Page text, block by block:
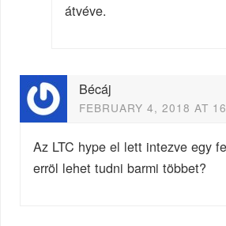
átvéve.
Bécáj
FEBRUARY 4, 2018 AT
Az LTC hype el lett intezve egy
erröl lehet tudni barmi többet?